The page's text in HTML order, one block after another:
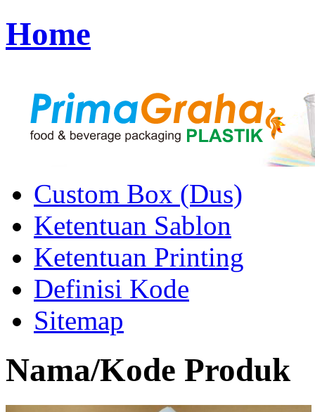
Home
Custom Box (Dus)
Ketentuan Sablon
Ketentuan Printing
Definisi Kode
Sitemap
Nama/Kode Produk